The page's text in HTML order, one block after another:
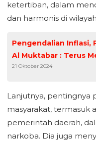
ketertiban, dalam
dan harmonis di
Pengendalian Inflasi,
Al Muktabar : Terus
Keseimbangan
21 Oktober 2024
Lanjutnya, pentingnya
masyarakat, termasuk
pemerintah daerah,
narkoba. Dia juga